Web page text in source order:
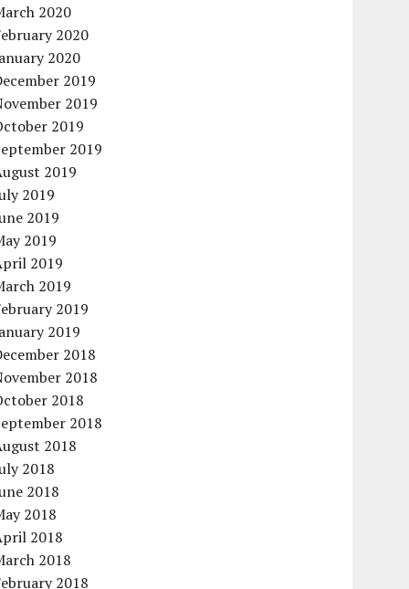
2020
2020
2020
2019
2019
2019
2019
2019
2019
2019
2019
2019
2019
2019
2019
2018
2018
2018
2018
2018
2018
2018
2018
2018
2018
2018